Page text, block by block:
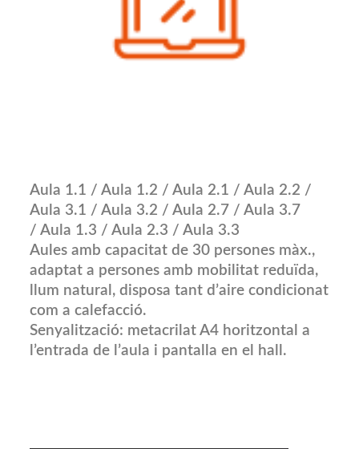
Aula 1.1 / Aula 1.2 / Aula 2.1 / Aula 2.2 /
Aula 3.1 / Aula 3.2 / Aula 2.7 / Aula 3.7
/ Aula 1.3 / Aula 2.3 / Aula 3.3
Aules amb capacitat de 30 persones màx.,
adaptat a persones amb mobilitat reduïda,
llum natural, disposa tant d’aire condicionat
com a calefacció.
Senyalització: metacrilat A4 horitzontal a
l’entrada de l’aula i pantalla en el hall.